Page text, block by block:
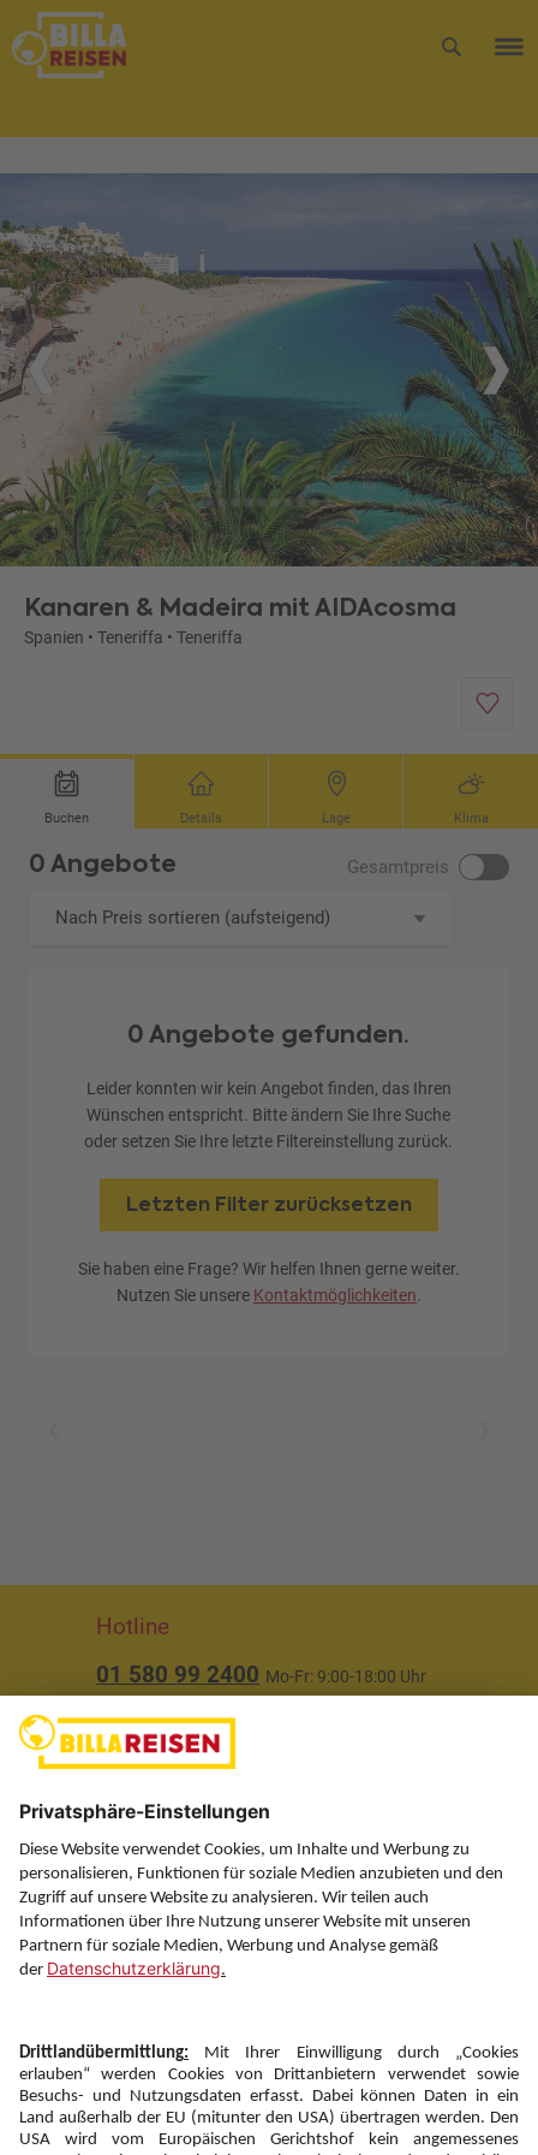
Kanaren & Madeira mit AIDAcosma
Spanien • Teneriffa • Teneriffa
Buchen Details Lage Klima
0 Angebote Gesamtpreis
Nach Preis sortieren (aufsteigend)
0 Angebote gefunden.
Leider konnten wir kein Angebot finden, das Ihren
Wünschen entspricht. Bitte ändern Sie Ihre Suche
oder setzen Sie Ihre letzte Filtereinstellung zurück.
Letzten Filter zurücksetzen
Sie haben eine Frage? Wir helfen Ihnen gerne weiter.
Nutzen Sie unsere Kontaktmöglichkeiten.
Hotline
01 580 99 2400 Mo-Fr: 9:00-18:00 Uhr
Über uns
Service
Information
Folgen Sie uns auf
Newsletter: